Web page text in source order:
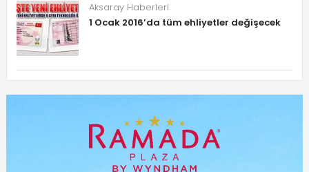
Aksaray Haberleri
1 Ocak 2016’da tüm ehliyetler değişecek